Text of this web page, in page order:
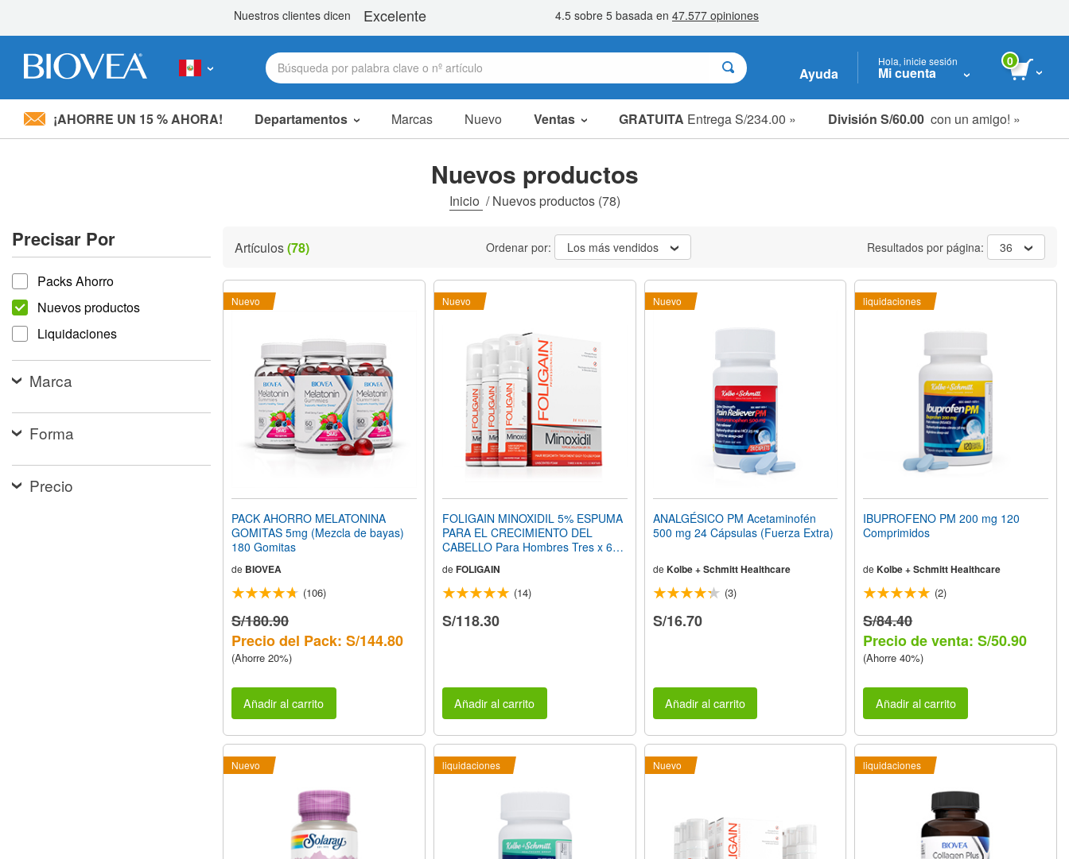
Nota:
accesibilidad.
Presione
Control-
F11
para
ajustar
personas
con
discapacidad
que
están
usando
Ayuda
Hola, inicie sesión
Mi cuenta
0
¡AHORRE UN 15 % AHORA! Departamentos Marcas Nuevo Ventas GRATUITA Entrega S/234.00 » División S/60.00 con un amigo! »
Artículos en oferta
Liquidaciones
Nuevos productos
Inicio /Nuevos productos(78)
Precisar Por
Precisar por
Packs Ahorro
Nuevos productos
Liquidaciones
Marca
Forma
Precio
Artículos(78) Ordenar por: Los más vendidos Resultados por página: 36
Nuevo
PACK AHORRO MELATONINA
GOMITAS 5mg (Mezcla de bayas)
180 Gomitas
de BIOVEA
(106)
S/180.90
Precio del Pack: S/144.80
(Ahorre 20%)
Añadir al carrito
Nuevo
FOLIGAIN MINOXIDIL 5% ESPUMA
PARA EL CRECIMIENTO DEL
CABELLO Para Hombres Tres x 60
de 3 Meses
de FOLIGAIN
(14)
S/118.30
Añadir al carrito
Nuevo
ANALGÉSICO PM Acetaminofén
500 mg 24 Cápsulas (Fuerza Extra)
de Kolbe + Schmitt Healthcare
(3)
S/16.70
Añadir al carrito
liquidaciones
IBUPROFENO PM 200 mg 120
Comprimidos
de Kolbe + Schmitt Healthcare
(2)
S/84.40
Precio de venta: S/50.90
(Ahorre 40%)
Añadir al carrito
Nuevo liquidaciones Nuevo liquidaciones